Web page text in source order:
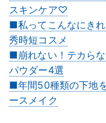
スキンケア♡
■私ってこんなにき
秀時短コスメ
■崩れない！テカら
パウダー4選
■年間50種類の下地
ースメイク